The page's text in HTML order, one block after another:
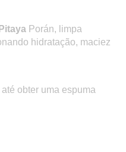
Pitaya Porán, limpa
hidratação, maciez
obter uma espuma